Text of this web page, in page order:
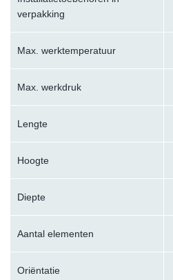
verpakking
Max. werktemperatuur
Max. werkdruk
Lengte
Hoogte
Diepte
Aantal elementen
Oriëntatie